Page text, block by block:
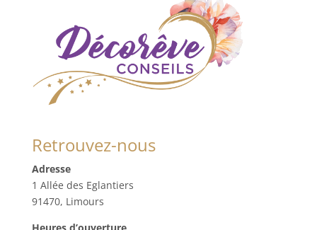
Retrouvez-nous
Adresse
1 Allée des Eglantiers
91470, Limours